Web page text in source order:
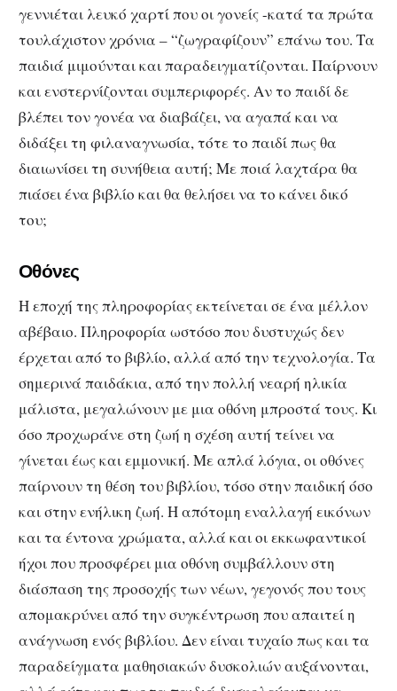
γεννιέται λευκό χαρτί που οι γονείς -κατά τα πρώτα
τουλάχιστον χρόνια – “ζωγραφίζουν” επάνω του. Τα
παιδιά μιμούνται και παραδειγματίζονται. Παίρνουν
και ενστερνίζονται συμπεριφορές. Αν το παιδί δε
βλέπει τον γονέα να διαβάζει, να αγαπά και να
διδάξει τη φιλαναγνωσία, τότε το παιδί πως θα
διαιωνίσει τη συνήθεια αυτή; Με ποιά λαχτάρα θα
πιάσει ένα βιβλίο και θα θελήσει να το κάνει δικό
του;
Οθόνες
Η εποχή της πληροφορίας εκτείνεται σε ένα μέλλον
αβέβαιο. Πληροφορία ωστόσο που δυστυχώς δεν
έρχεται από το βιβλίο, αλλά από την τεχνολογία. Τα
σημερινά παιδάκια, από την πολλή νεαρή ηλικία
μάλιστα, μεγαλώνουν με μια οθόνη μπροστά τους. Κι
όσο προχωράνε στη ζωή η σχέση αυτή τείνει να
γίνεται έως και εμμονική. Με απλά λόγια, οι οθόνες
παίρνουν τη θέση του βιβλίου, τόσο στην παιδική όσο
και στην ενήλικη ζωή. Η απότομη εναλλαγή εικόνων
και τα έντονα χρώματα, αλλά και οι εκκωφαντικοί
ήχοι που προσφέρει μια οθόνη συμβάλλουν στη
διάσπαση της προσοχής των νέων, γεγονός που τους
απομακρύνει από την συγκέντρωση που απαιτεί η
ανάγνωση ενός βιβλίου. Δεν είναι τυχαίο πως και τα
παραδείγματα μαθησιακών δυσκολιών αυξάνονται,